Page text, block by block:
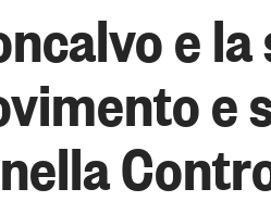
e
e
nella